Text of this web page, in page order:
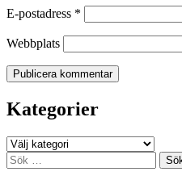
E-postadress *
Webbplats
Kategorier
Kategorier
Sök
efter: